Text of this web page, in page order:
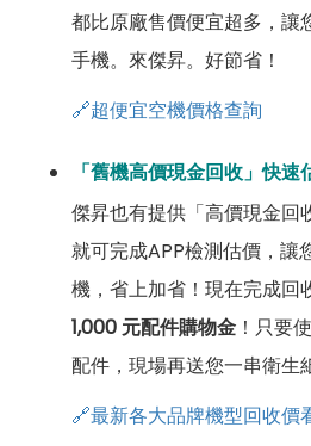
都比原廠售價便宜超多，讓
手機。來傑昇。好節省！
🔗超便宜空機價格查詢
「舊機高價現金回收」快速
傑昇也有提供「高價現金回
就可完成APP檢測估價，讓
機，省上加省！現在完成回
1,000 元配件購物金 ！只要
配件，現場再送您一串衛生
🔗最新各大品牌機型回收價